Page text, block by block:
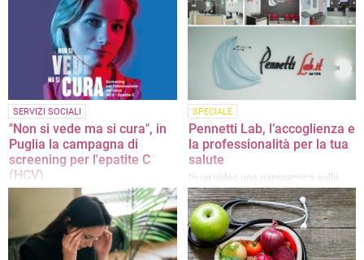
"Dimiccoli" e al Castello di Barletta
donna
SERVIZI SOCIALI
"Non si vede ma si cura", in
Puglia la campagna di
screening per l'epatite C
(HCV)
Tutti i dettagli sulle modalità di
adesione al servizio
SPECIALE
Pennetti Lab, l’accoglienza e
la professionalità per la tua
salute
In un video una panoramica sulle
strutture di Barletta, Terlizzi e
Canosa di Puglia